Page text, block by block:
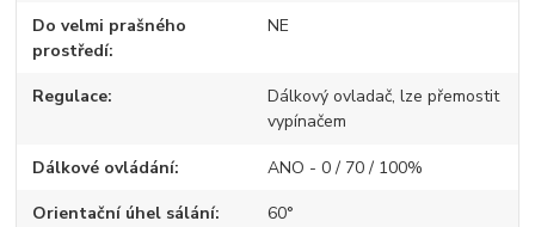
Do velmi prašného
prostředí
NE
Regulace
Dálkový ovladač, lze přemostit
vypínačem
Dálkové ovládání ANO - 0 / 70 / 100%
Orientační úhel sálání 60°